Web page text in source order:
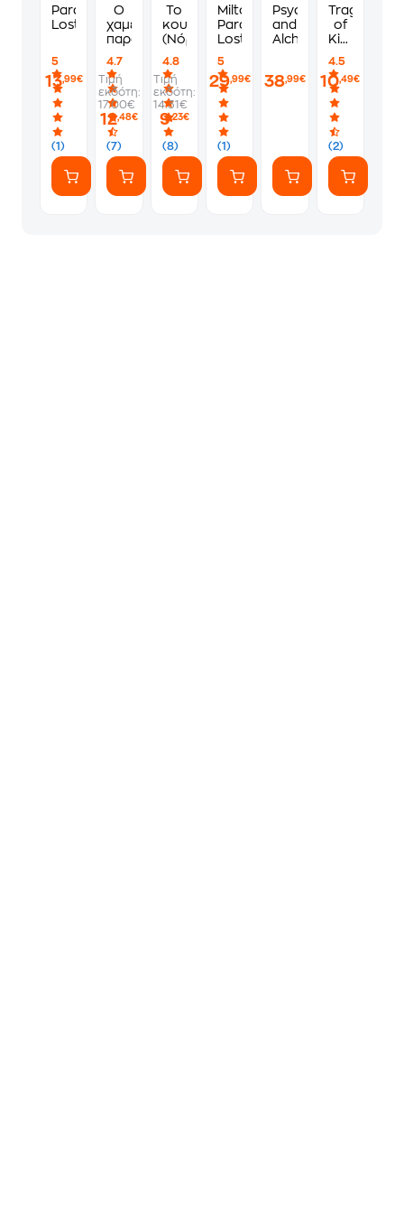
Paradise
Lost
5
(1)
13,99€
O
χαμένος
παράδεισος
4.7
(7)
Τιμή
εκδότη:
17.00€
12,48€
Το
κουκλόσπιτο
(Νόρα)
4.8
(8)
Τιμή
εκδότη:
14.31€
9,23€
Milton's
Paradise
Lost
5
(1)
29,99€
Psychology
and
Alchemy
38,99€
Tragedy
of
King
III -
The
Oxford
4.5
(2)
10,49€